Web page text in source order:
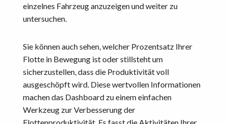
einzelnes Fahrzeug anzuzeigen und weiter zu
untersuchen.
Sie können auch sehen, welcher Prozentsatz Ihrer
Flotte in Bewegung ist oder stillsteht um
sicherzustellen, dass die Produktivität voll
ausgeschöpft wird. Diese wertvollen Informationen
machen das Dashboard zu einem einfachen
Werkzeug zur Verbesserung der
Flottenproduktivität. Es fasst die Aktivitäten Ihrer